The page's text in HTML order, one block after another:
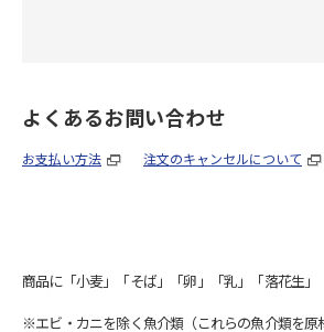
よくあるお問い合わせ
お支払い方法 注文のキャンセルについて
商品に「小麦」「そば」「卵」「乳」「落花生
※エビ・カニを除く魚介類（これらの魚介類を原